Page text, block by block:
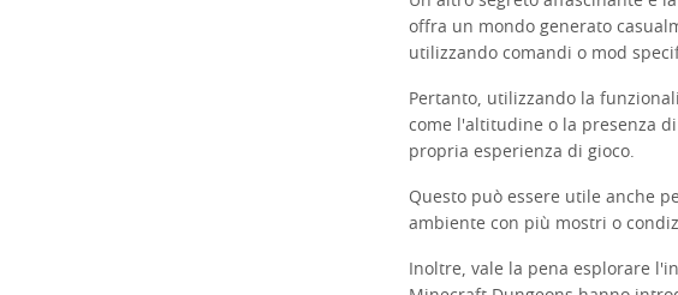
offra un mondo generato
utilizzando comandi o mod
Pertanto, utilizzando la
come l'altitudine o la presenza
propria esperienza di gioco.
Questo può essere utile anche
ambiente con più mostri o
Inoltre, vale la pena esplorare